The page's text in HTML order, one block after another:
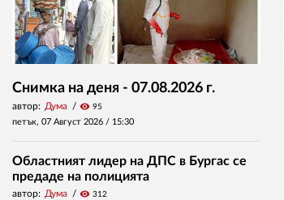
Снимка на деня - 07.08.2026 г.
автор: Дума visibility 95
петък, 07 Август 2026 / 15:30
Областният лидер на ДПС в Бургас се
предаде на полицията
автор: Дума visibility 312